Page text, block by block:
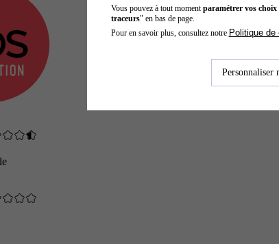
Vous pouvez à tout moment paramétrer vos choix
traceurs" en bas de page.
Pour en savoir plus, consultez notre Politique de
Personnaliser